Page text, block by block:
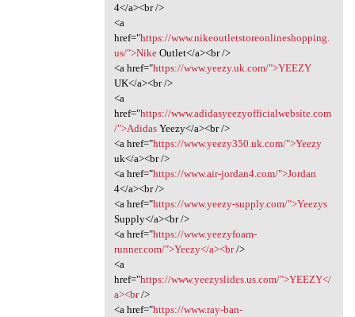
4</a><br />
<a
href="https://www.nikeoutletstoreonlineshopping.
us/">NikeOutlet</a><br />
<a href="https://www.yeezy.uk.com/">YEEZY
UK</a><br />
<a
href="https://www.adidasyeezyofficialwebsite.com
/">AdidasYeezy</a><br />
<a href="https://www.yeezy350.uk.com/">Yeezy
uk</a><br />
<a href="https://www.air-jordan4.com/">Jordan
4</a><br />
<a href="https://www.yeezy-supply.com/">Yeezys
Supply</a><br />
<a href="https://www.yeezyfoam-
runner.com/">Yeezy</a><br/>
<a
href="https://www.yeezyslides.us.com/">YEEZY</
a><br/>
<a href="https://www.ray-ban-